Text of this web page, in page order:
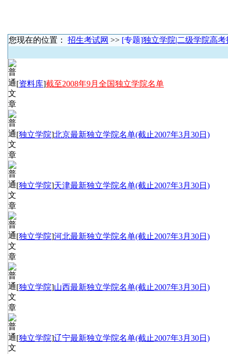
您现在的位置： 招生考试网 >> [专题]独立学院|二级学院高考
[资料库]截至2008年9月全国独立学院名单
[独立学院]北京最新独立学院名单(截止2007年3月30日)
[独立学院]天津最新独立学院名单(截止2007年3月30日)
[独立学院]河北最新独立学院名单(截止2007年3月30日)
[独立学院]山西最新独立学院名单(截止2007年3月30日)
[独立学院]辽宁最新独立学院名单(截止2007年3月30日)